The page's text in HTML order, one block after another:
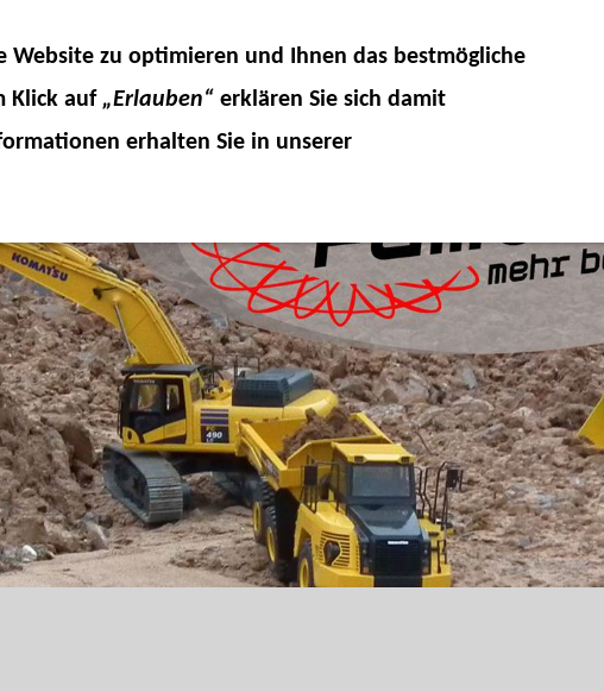
SONDERAKTIONEN ENGLISH-SHOP
Website zu optimieren und Ihnen das bestmögliche
Klick auf „Erlauben“ erklären Sie sich damit
erhalten Sie in unserer